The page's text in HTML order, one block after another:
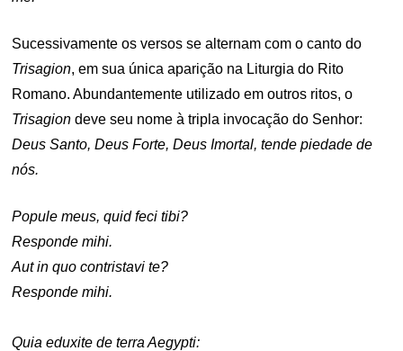
Sucessivamente os versos se alternam com o canto do
Trisagion, em sua única aparição na Liturgia do Rito
Romano. Abundantemente utilizado em outros ritos, o
Trisagion deve seu nome à tripla invocação do Senhor:
Deus Santo, Deus Forte, Deus Imortal, tende piedade de
nós.
Popule meus, quid feci tibi?
Responde mihi.
Aut in quo contristavi te?
Responde mihi.
Quia eduxite de terra Aegypti: